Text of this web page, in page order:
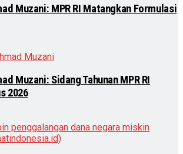
Muzani: MPR RI Matangkan Formulasi
Muzani: Sidang Tahunan MPR RI
2026